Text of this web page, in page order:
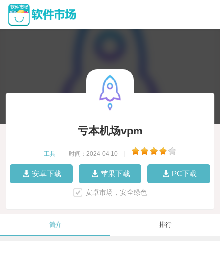
亏本机场vpm
工具 时间：2024-04-10
安卓下载 苹果下载 PC下载
安卓市场，安全绿色
简介 排行